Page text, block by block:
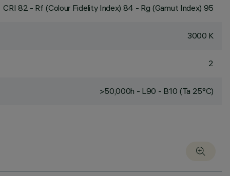
CRI 82 - Rf (Colour Fidelity Index) 84 - Rg (Gamut Index) 95
3000 K
2
>50,000h - L90 - B10 (Ta 25°C)